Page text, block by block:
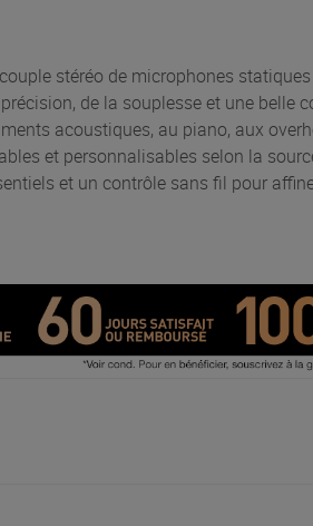
stéréo de microphones
de la souplesse et une belle
acoustiques, au piano, aux
et personnalisables selon la
et un contrôle sans fil pour